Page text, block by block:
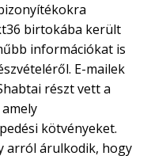
birtokába került
információkat is
E-mailek
részt vett a
kötvényeket.
arról árulkodik, hogy